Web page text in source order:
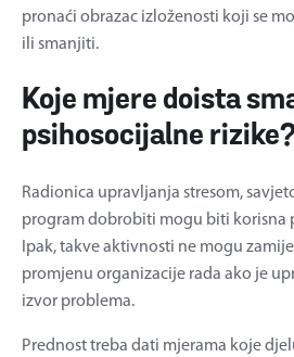
pronaći obrazac izloženosti koji se
ili smanjiti.
Koje mjere doista
psihosocijalne
Radionica upravljanja stresom,
program dobrobiti mogu biti korisna
Ipak, takve aktivnosti ne mogu
promjenu organizacije rada ako je
izvor problema.
Prednost treba dati mjerama koje